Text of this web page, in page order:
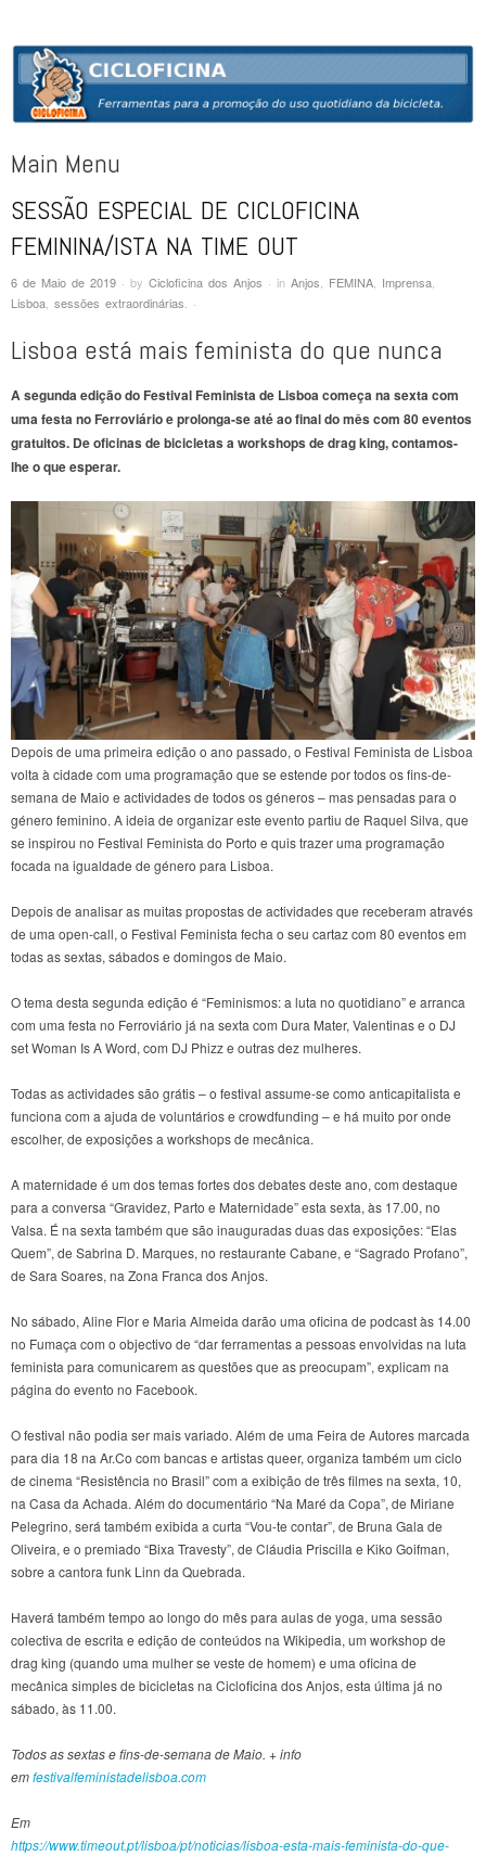
CICLOFICINA
Ferramentas para a promoção do uso quotidiano da bicicleta
Main Menu
Skip to content
SESSÃO ESPECIAL DE CICLOFICINA
FEMININA/ISTA NA TIME OUT
6 de Maio de 2019 · by Cicloficina dos Anjos · in Anjos FEMINA Imprensa
Lisboa sessões extraordinárias ·
Lisboa está mais feminista do que nunca
A segunda edição do Festival Feminista de Lisboa começa na sexta com
uma festa no Ferroviário e prolonga-se até ao final do mês com 80 eventos
gratuitos. De oficinas de bicicletas a workshops de drag king, contamos-
lhe o que esperar.
Depois de uma primeira edição o ano passado, o Festival Feminista de Lisboa
volta à cidade com uma programação que se estende por todos os fins-de-
semana de Maio e actividades de todos os géneros – mas pensadas para o
género feminino. A ideia de organizar este evento partiu de Raquel Silva, que
se inspirou no Festival Feminista do Porto e quis trazer uma programação
focada na igualdade de género para Lisboa.
Depois de analisar as muitas propostas de actividades que receberam através
de uma open-call, o Festival Feminista fecha o seu cartaz com 80 eventos em
todas as sextas, sábados e domingos de Maio.
O tema desta segunda edição é “Feminismos: a luta no quotidiano” e arranca
com uma festa no Ferroviário já na sexta com Dura Mater, Valentinas e o DJ
set Woman Is A Word, com DJ Phizz e outras dez mulheres.
Todas as actividades são grátis – o festival assume-se como anticapitalista e
funciona com a ajuda de voluntários e crowdfunding – e há muito por onde
escolher, de exposições a workshops de mecânica.
A maternidade é um dos temas fortes dos debates deste ano, com destaque
para a conversa “Gravidez, Parto e Maternidade” esta sexta, às 17.00, no
Valsa. É na sexta também que são inauguradas duas das exposições: “Elas
Quem”, de Sabrina D. Marques, no restaurante Cabane, e “Sagrado Profano”,
de Sara Soares, na Zona Franca dos Anjos.
No sábado, Aline Flor e Maria Almeida darão uma oficina de podcast às 14.00
no Fumaça com o objectivo de “dar ferramentas a pessoas envolvidas na luta
feminista para comunicarem as questões que as preocupam”, explicam na
página do evento no Facebook.
O festival não podia ser mais variado. Além de uma Feira de Autores marcada
para dia 18 na Ar.Co com bancas e artistas queer, organiza também um ciclo
de cinema “Resistência no Brasil” com a exibição de três filmes na sexta, 10,
na Casa da Achada. Além do documentário “Na Maré da Copa”, de Miriane
Pelegrino, será também exibida a curta “Vou-te contar”, de Bruna Gala de
Oliveira, e o premiado “Bixa Travesty”, de Cláudia Priscilla e Kiko Goifman,
sobre a cantora funk Linn da Quebrada.
Haverá também tempo ao longo do mês para aulas de yoga, uma sessão
colectiva de escrita e edição de conteúdos na Wikipedia, um workshop de
drag king (quando uma mulher se veste de homem) e uma oficina de
mecânica simples de bicicletas na Cicloficina dos Anjos, esta última já no
sábado, às 11.00.
Todos as sextas e fins-de-semana de Maio. + info
emfestivalfeministadelisboa.com
Em
https://www.timeout.pt/lisboa/pt/noticias/lisboa-esta-mais-feminista-do-que-